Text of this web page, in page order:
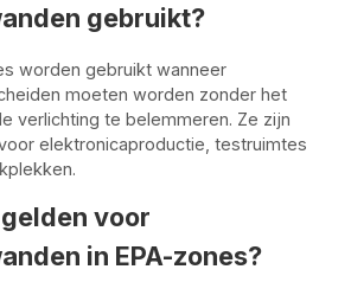
gebruikt?
worden gebruikt wanneer
moeten worden zonder het
verlichting te belemmeren. Ze zijn
elektronicaproductie, testruimtes
voor
in EPA-zones?